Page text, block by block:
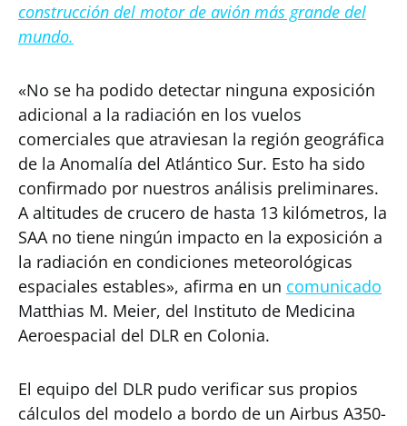
construcción del motor de avión más grande del
mundo.
«No se ha podido detectar ninguna exposición
adicional a la radiación en los vuelos
comerciales que atraviesan la región geográfica
de la Anomalía del Atlántico Sur. Esto ha sido
confirmado por nuestros análisis preliminares.
A altitudes de crucero de hasta 13 kilómetros, la
SAA no tiene ningún impacto en la exposición a
la radiación en condiciones meteorológicas
espaciales estables», afirma en un comunicado
Matthias M. Meier, del Instituto de Medicina
Aeroespacial del DLR en Colonia.
El equipo del DLR pudo verificar sus propios
cálculos del modelo a bordo de un Airbus A350-